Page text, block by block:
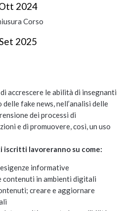
2024
Corso
2025
accrescere le abilità di insegnanti
fake news, nell’analisi delle
dei processi di
e di promuovere, così, un uso
lavoreranno su come:
informative
contenuti in ambienti digitali
creare e aggiornare